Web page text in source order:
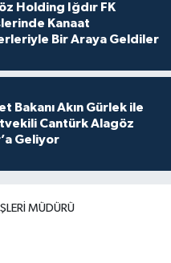
Holding Iğdır FK
Kanaat
Bir Araya Geldiler
Bakanı Akın Gürlek ile
Cantürk Alagöz
Geliyor
MÜDÜRÜ